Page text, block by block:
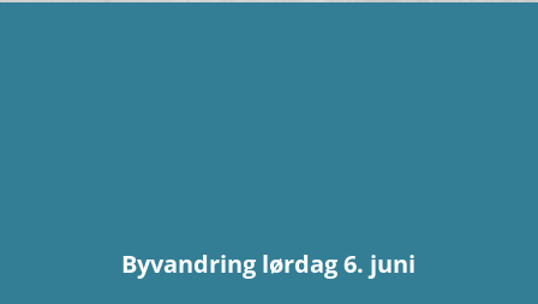
Byvandring lørdag 6. juni